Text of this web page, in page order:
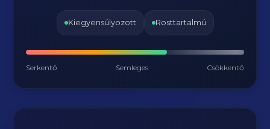
Kiegyensúlyozott Rosttartalmú
Serkentő Semleges Csökkentő